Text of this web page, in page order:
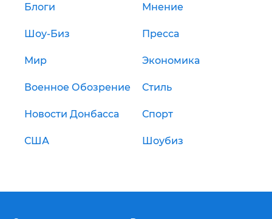
Блоги Мнение
Шоу-Биз Пресса
Мир Экономика
Военное Обозрение Стиль
Новости Донбасса Спорт
США Шоубиз